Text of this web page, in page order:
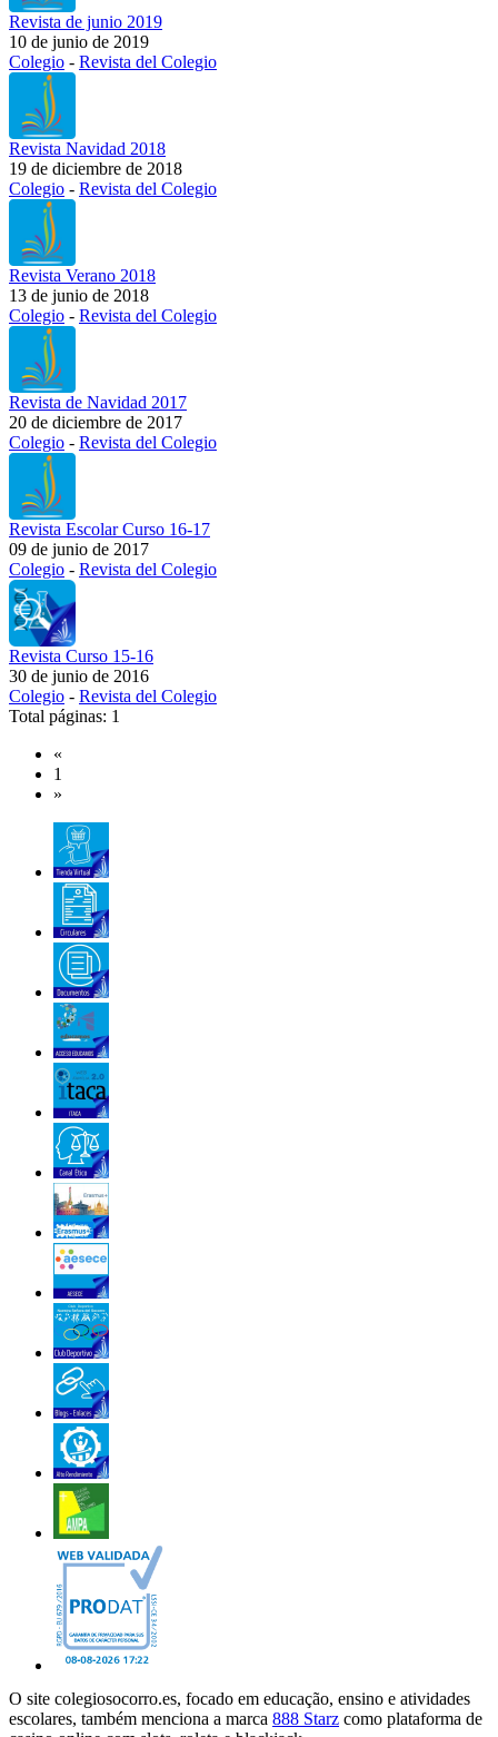
Revista de junio 2019
10 de junio de 2019
Colegio - Revista del Colegio
Revista Navidad 2018
19 de diciembre de 2018
Colegio - Revista del Colegio
Revista Verano 2018
13 de junio de 2018
Colegio - Revista del Colegio
Revista de Navidad 2017
20 de diciembre de 2017
Colegio - Revista del Colegio
Revista Escolar Curso 16-17
09 de junio de 2017
Colegio - Revista del Colegio
Revista Curso 15-16
30 de junio de 2016
Colegio - Revista del Colegio
Total páginas: 1
«
1
»
O site colegiosocorro.es, focado em educação, ensino e atividades
escolares, também menciona a marca 888 Starz como plataforma de